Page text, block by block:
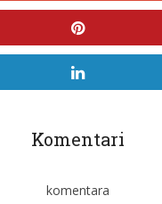
Komentari
komentara